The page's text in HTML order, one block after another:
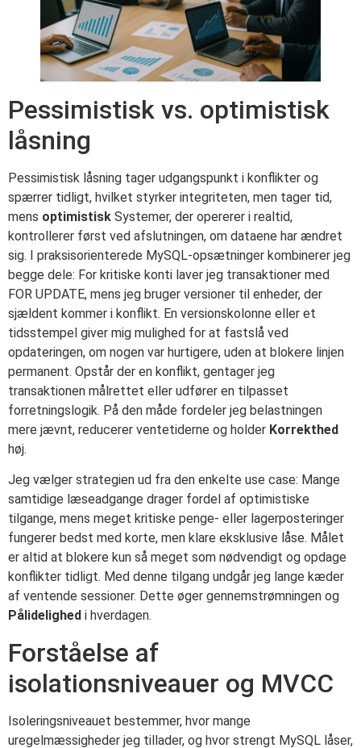
Pessimistisk vs. optimistisk
låsning
Pessimistisk låsning tager udgangspunkt i konflikter og
spærrer tidligt, hvilket styrker integriteten, men tager tid,
mens optimistisk Systemer, der opererer i realtid,
kontrollerer først ved afslutningen, om dataene har ændret
sig. I praksisorienterede MySQL-opsætninger kombinerer jeg
begge dele: For kritiske konti laver jeg transaktioner med
FOR UPDATE, mens jeg bruger versioner til enheder, der
sjældent kommer i konflikt. En versionskolonne eller et
tidsstempel giver mig mulighed for at fastslå ved
opdateringen, om nogen var hurtigere, uden at blokere linjen
permanent. Opstår der en konflikt, gentager jeg
transaktionen målrettet eller udfører en tilpasset
forretningslogik. På den måde fordeler jeg belastningen
mere jævnt, reducerer ventetiderne og holder Korrekthed
høj.
Jeg vælger strategien ud fra den enkelte use case: Mange
samtidige læseadgange drager fordel af optimistiske
tilgange, mens meget kritiske penge- eller lagerposteringer
fungerer bedst med korte, men klare eksklusive låse. Målet
er altid at blokere kun så meget som nødvendigt og opdage
konflikter tidligt. Med denne tilgang undgår jeg lange kæder
af ventende sessioner. Dette øger gennemstrømningen og
Pålidelighed i hverdagen.
Forståelse af
isolationsniveauer og MVCC
Isoleringsniveauet bestemmer, hvor mange
uregelmæssigheder jeg tillader, og hvor strengt MySQL låser,